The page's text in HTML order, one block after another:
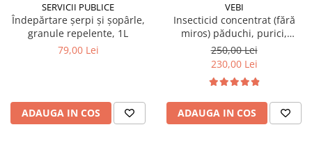
SERVICII PUBLICE
Îndepărtare șerpi și șopârle,
granule repelente, 1L
79,00 Lei
ADAUGA IN COS
VEBI
Insecticid concentrat (fără
miros) păduchi, purici,
gândaci, furnici, muște,
țânțari, DRAKER 1 Litru
250,00 Lei
230,00 Lei
ADAUGA IN COS